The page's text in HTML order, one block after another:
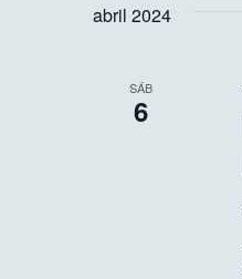
abril 2024
SÁB
6